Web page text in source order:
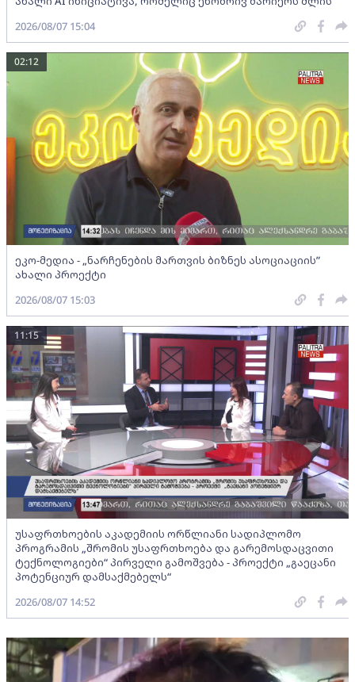
2026/08/07 15:04
ეკო-მედია - „ნარჩენების მართვის ბიზნეს ასოციაციის”
ახალი პროექტი
02:12
2026/08/07 15:03
უსაფრთხოების აკადემიის ორწლიანი სადიპლომო
პროგრამის „შრომის უსაფრთხოება და გარემოსდაცვითი
ტექნოლოგიები“ პირველი გამოშვება - პროექტი „გაეცანი
პოტენციურ დამსაქმებელს“
11:15
2026/08/07 14:52